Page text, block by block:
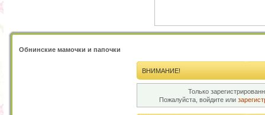
Обнинские мамочки и папочки
ВНИМАНИЕ!
Только
Пожалуйста, войдите или